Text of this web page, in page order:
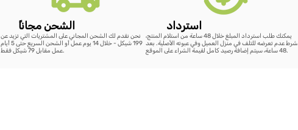
ًالشحن مجانا
نحن نقدم لك الشحن المجاني على المشتريات التي تزيد عن
199 شيكل - خلال 14 يوم عمل أو الشحن السريع حتى 5 أيام
عمل مقابل 79 شيكل فقط.
استرداد
يمكنك طلب استرداد المبلغ خلال 48 ساعة من استلام المنتج،
بشرط عدم تعرضه للتلف في منزل العميل وفي عبوته الأصلية. بعد
48 ساعة، سيتم إضافة رصيد كامل لقيمة الشراء على الموقع.